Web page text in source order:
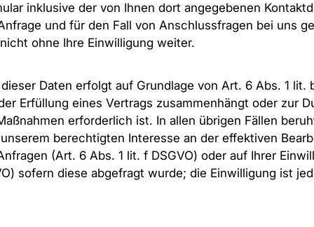
inklusive der von Ihnen dort angegebenen
und für den Fall von Anschlussfragen bei uns
ohne Ihre Einwilligung weiter.
Daten erfolgt auf Grundlage von Art. 6 Abs. 1 lit.
Erfüllung eines Vertrags zusammenhängt oder zur
erforderlich ist. In allen übrigen Fällen
berechtigten Interesse an der effektiven
(Art. 6 Abs. 1 lit. f DSGVO) oder auf Ihrer
sofern diese abgefragt wurde; die Einwilligung ist